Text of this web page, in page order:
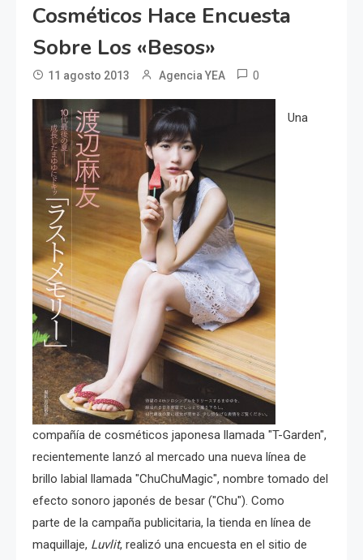
Cosméticos Hace Encuesta
Sobre Los «besos»
11 agosto 2013 Agencia YEA 0
Una
compañía de cosméticos japonesa llamada "T-Garden",
recientemente lanzó al mercado una nueva línea de
brillo labial llamada "ChuChuMagic", nombre tomado del
efecto sonoro japonés de besar ("Chu"). Como
parte de la campaña publicitaria, la tienda en línea de
maquillaje, Luvlit, realizó una encuesta en el sitio de